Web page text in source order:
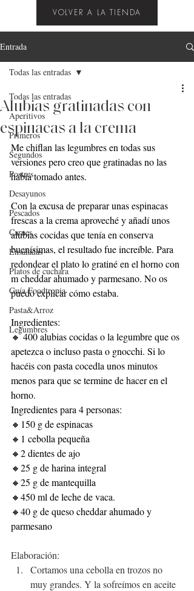
VOLVER A LA TIENDA
Entrada
Todas las entradas
Aperitivos
Primeros
Segundos
Postres
Desayunos
Pescados
Carnes
Ensaladas
Platos de cuchara
Guía Foodtropia
Pasta&Arroz
Legumbres
Todas las entradas
Alubias gratinadas con
espinacas a la crema
Me chiflan las legumbres en todas sus
versiones pero creo que gratinadas no las
había tomado antes.
Con la excusa de preparar unas espinacas
frescas a la crema aproveché y añadí unos
alubias cocidas que tenía en conserva
buenísimas, el resultado fue increíble. Para
redondear el plato lo gratiné en el horno con
m cheddar ahumado y parmesano. No os
puedo explicar cómo estaba.
Ingredientes:
🔸 400 alubias cocidas o la legumbre que os
apetezca o incluso pasta o gnocchi. Si lo
hacéis con pasta cocedla unos minutos
menos para que se termine de hacer en el
horno.
Ingredientes para 4 personas:
🔸150 g de espinacas
🔸1 cebolla pequeña
🔸2 dientes de ajo
🔸25 g de harina integral
🔸25 g de mantequilla
🔸450 ml de leche de vaca.
🔸40 g de queso cheddar ahumado y
parmesano
Elaboración:
Cortamos una cebolla en trozos no
muy grandes. Y la sofreímos en aceite